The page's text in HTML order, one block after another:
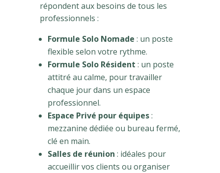
répondent aux besoins de tous les
professionnels :
Formule Solo Nomade : un poste
flexible selon votre rythme.
Formule Solo Résident : un poste
attitré au calme, pour travailler
chaque jour dans un espace
professionnel.
Espace Privé pour équipes:
mezzanine dédiée ou bureau fermé,
clé en main.
Salles de réunion : idéales pour
accueillir vos clients ou organiser